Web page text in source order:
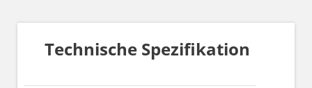
Technische Spezifikation